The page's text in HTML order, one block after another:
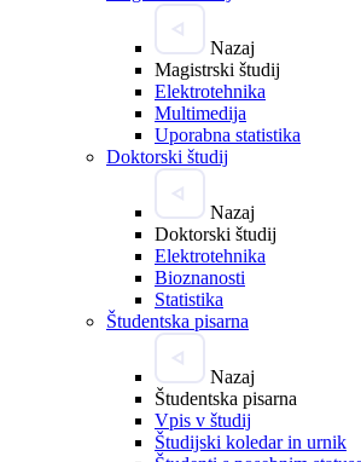
Nazaj
Magistrski študij
Elektrotehnika
Multimedija
Uporabna statistika
Doktorski študij
Nazaj
Doktorski študij
Elektrotehnika
Bioznanosti
Statistika
Študentska pisarna
Nazaj
Študentska pisarna
Vpis v študij
Študijski koledar in urnik